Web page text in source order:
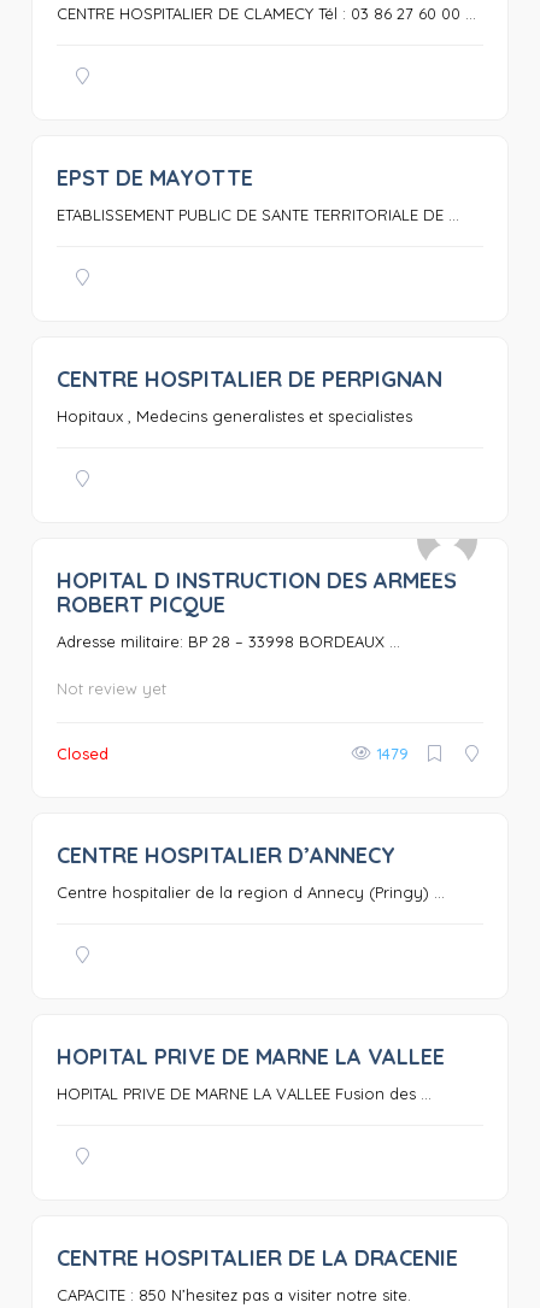
CENTRE HOSPITALIER DE CLAMECY Tél : 03 86 27 60 00 ...
EPST DE MAYOTTE
ETABLISSEMENT PUBLIC DE SANTE TERRITORIALE DE ...
0
CENTRE HOSPITALIER DE PERPIGNAN
Hopitaux , Medecins generalistes et specialistes
0
HOPITAL D INSTRUCTION DES ARMEES
ROBERT PICQUE
Adresse militaire: BP 28 – 33998 BORDEAUX ...
Not review yet
Closed 1479
CENTRE HOSPITALIER D’ANNECY
Centre hospitalier de la region d Annecy (Pringy) ...
0
HOPITAL PRIVE DE MARNE LA VALLEE
HOPITAL PRIVE DE MARNE LA VALLEE Fusion des ...
0
CENTRE HOSPITALIER DE LA DRACENIE
CAPACITE : 850 N’hesitez pas a visiter notre site.